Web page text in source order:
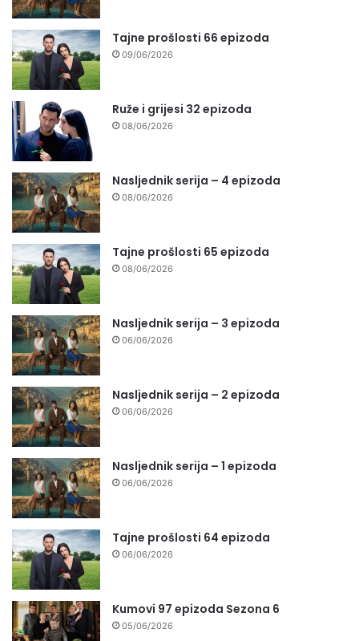
Tajne prošlosti 66 epizoda
09/06/2026
Ruže i grijesi 32 epizoda
08/06/2026
Nasljednik serija – 4 epizoda
08/06/2026
Tajne prošlosti 65 epizoda
08/06/2026
Nasljednik serija – 3 epizoda
06/06/2026
Nasljednik serija – 2 epizoda
06/06/2026
Nasljednik serija – 1 epizoda
06/06/2026
Tajne prošlosti 64 epizoda
06/06/2026
Kumovi 97 epizoda Sezona 6
05/06/2026